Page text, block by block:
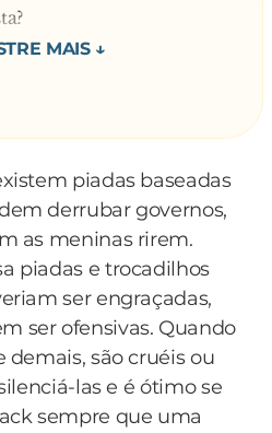
mais baratinha?
de monge. Esse
cairá perfeitamente.
mais baratinha?
de surfista? Um
óculos escuros...
mais baratinha?
foi lá pra dentro e
piadas baseadas
derrubar governos,
as meninas rirem.
piadas e trocadilhos
ser engraçadas,
ser ofensivas. Quando
demais, são cruéis ou
las e é ótimo se
sempre que uma